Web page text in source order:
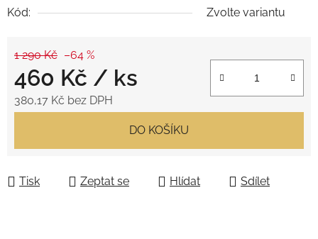
Kód:
Zvolte variantu
1 290 Kč –64 %
460 Kč / ks
380,17 Kč bez DPH
DO KOŠÍKU
Tisk Zeptat se Hlídat Sdílet